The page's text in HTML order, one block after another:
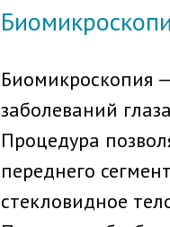
Биомикроскопия
заболеваний
Процедура
переднего
стекловидное